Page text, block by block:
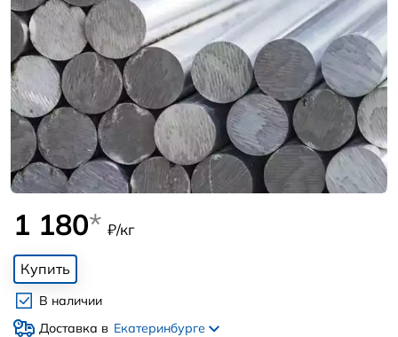
1 180* ₽/кг
Купить
В наличии
Доставка в Екатеринбурге